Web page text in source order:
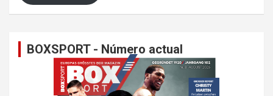
BOXSPORT - Número actual